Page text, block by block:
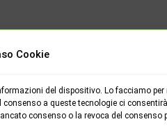
Cookie
del dispositivo. Lo facciamo per
a queste tecnologie ci
consenso o la revoca del consenso